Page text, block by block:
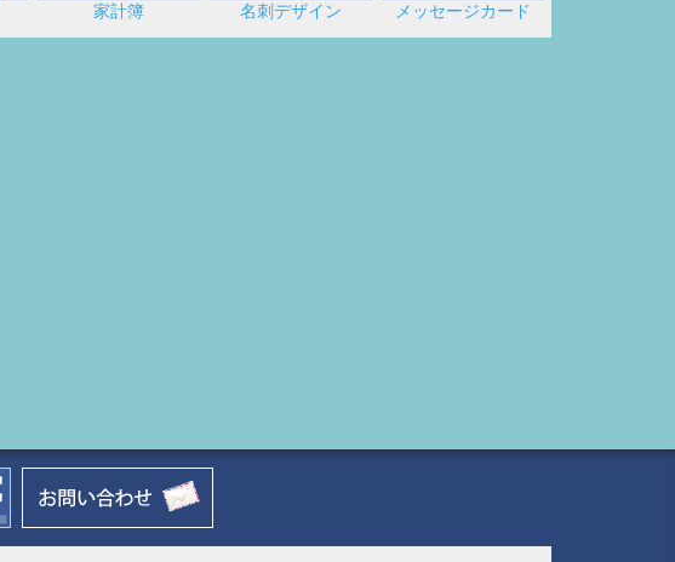
家計簿 名刺デザイン メッセージカード